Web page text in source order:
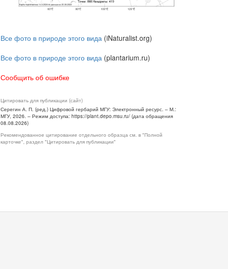
Все фото в природе этого вида (iNaturalist.org)
Все фото в природе этого вида (plantarium.ru)
Сообщить об ошибке
Цитировать для публикации (сайт)
Серегин А. П. (ред.) Цифровой гербарий МГУ: Электронный ресурс. – М.:
МГУ, 2026. – Режим доступа: https://plant.depo.msu.ru/ (дата обращения
08.08.2026)
Рекомендованное цитирование отдельного образца см. в "Полной
карточке", раздел "Цитировать для публикации"